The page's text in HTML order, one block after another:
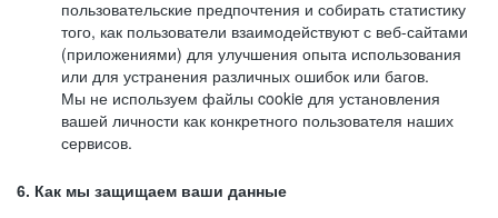
пользовательские предпочтения и собирать статистику
того, как пользователи взаимодействуют с веб-сайтами
(приложениями) для улучшения опыта использования
или для устранения различных ошибок или багов.
Мы не используем файлы cookie для установления
вашей личности как конкретного пользователя наших
сервисов.
6. Как мы защищаем ваши данные